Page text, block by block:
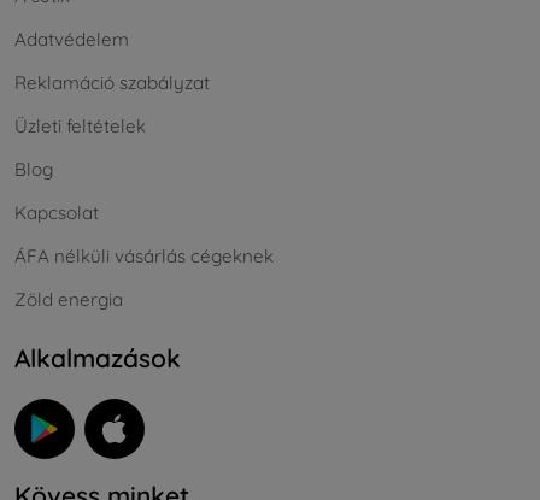
Adatvédelem
Reklamáció szabályzat
Üzleti feltételek
Blog
Kapcsolat
ÁFA nélküli vásárlás cégeknek
Zöld energia
Alkalmazások